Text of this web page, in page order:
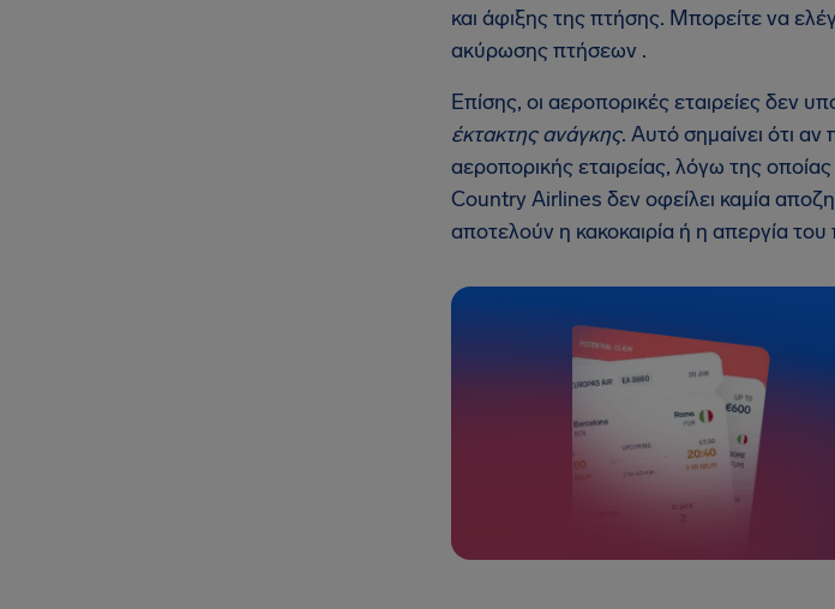
και άφιξης της πτήσης. Μπορείτε να
ακύρωσης πτήσεων .
Επίσης, οι αεροπορικές εταιρείες δεν
έκτακτης ανάγκης. Αυτό σημαίνει ότι
αεροπορικής εταιρείας, λόγω της
Country Airlines δεν οφείλει καμία
αποτελούν η κακοκαιρία ή η απεργία